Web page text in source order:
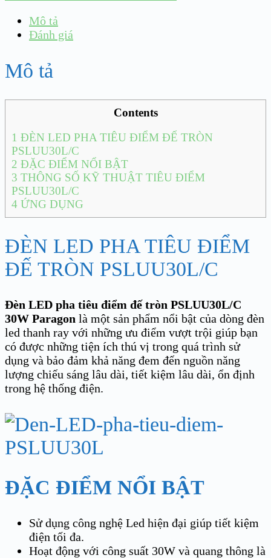
Mô tả
Đánh giá
Mô tả
Contents
1 ĐÈN LED PHA TIÊU ĐIỂM ĐẾ TRÒN
PSLUU30L/C
2 ĐẶC ĐIỂM NỔI BẬT
3 THÔNG SỐ KỸ THUẬT TIÊU ĐIỂM
PSLUU30L/C
4 ỨNG DỤNG
ĐÈN LED PHA TIÊU ĐIỂM
ĐẾ TRÒN PSLUU30L/C
Đèn LED pha tiêu điểm đế tròn PSLUU30L/C
30W Paragon là một sản phẩm nổi bật của dòng đèn
led thanh ray với những ưu điểm vượt trội giúp bạn
có được những tiện ích thú vị trong quá trình sử
dụng và bảo đảm khả năng đem đến nguồn năng
lượng chiếu sáng lâu dài, tiết kiệm lâu dài, ổn định
trong hệ thống điện.
ĐẶC ĐIỂM NỔI BẬT
Sử dụng công nghệ Led hiện đại giúp tiết kiệm
điện tối đa.
Hoạt động với công suất 30W và quang thông là